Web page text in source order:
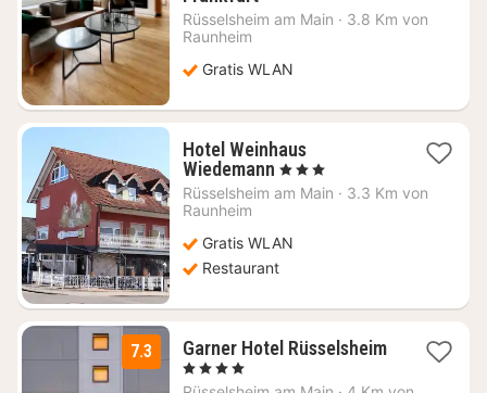
Nacht
€
Rüsselsheim am Main · 3.8 Km von
Raunheim
Gratis WLAN
Hotel Weinhaus
Wiedemann 1
Nacht
€
, 3 Sterne
Rüsselsheim am Main · 3.3 Km von
Raunheim
Gratis WLAN
Restaurant
7.3
Garner Hotel Rüsselsheim
1
Nacht
, 4 Sterne